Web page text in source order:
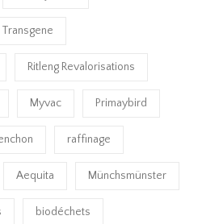
Transgene
Ritleng Revalorisations
Myvac Primaybird
raffinage
Aequita Münchsmünster
biodéchets